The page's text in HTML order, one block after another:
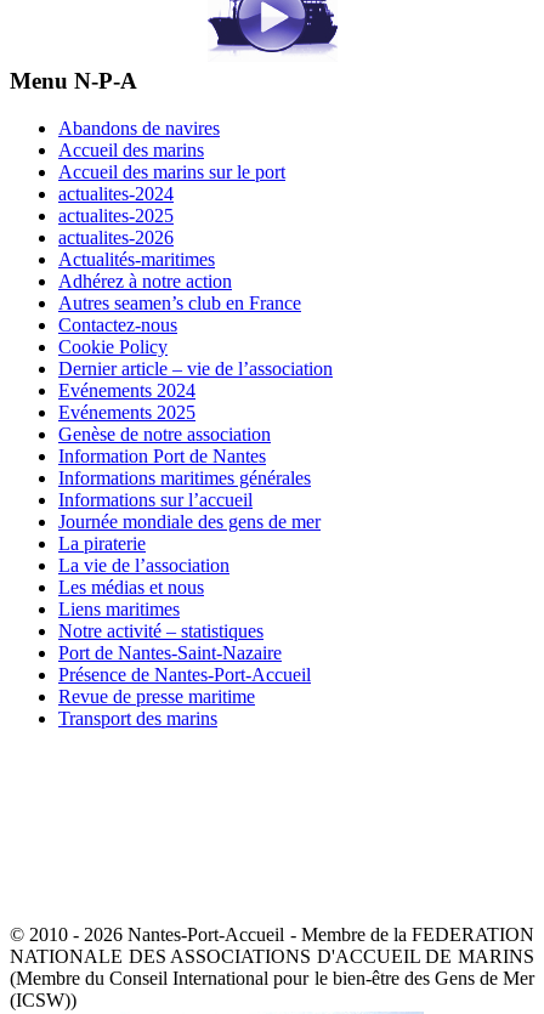
Menu N-P-A
Abandons de navires
Accueil des marins
Accueil des marins sur le port
actualites-2024
actualites-2025
actualites-2026
Actualités-maritimes
Adhérez à notre action
Autres seamen’s club en France
Contactez-nous
Cookie Policy
Dernier article – vie de l’association
Evénements 2024
Evénements 2025
Genèse de notre association
Information Port de Nantes
Informations maritimes générales
Informations sur l’accueil
Journée mondiale des gens de mer
La piraterie
La vie de l’association
Les médias et nous
Liens maritimes
Notre activité – statistiques
Port de Nantes-Saint-Nazaire
Présence de Nantes-Port-Accueil
Revue de presse maritime
Transport des marins
© 2010 - 2026 Nantes-Port-Accueil - Membre de la FEDERATION
NATIONALE DES ASSOCIATIONS D'ACCUEIL DE MARINS
(Membre du Conseil International pour le bien-être des Gens de Mer
(ICSW))